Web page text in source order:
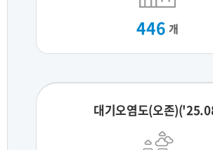
446 개
대기오염도(오존